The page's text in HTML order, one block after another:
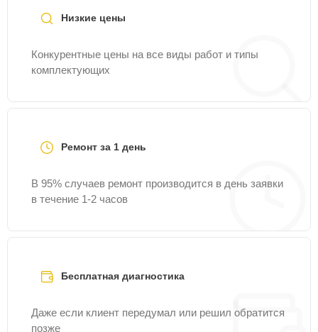
Низкие цены
Конкурентные цены на все виды работ и типы
комплектующих
Ремонт за 1 день
В 95% случаев ремонт производится в день заявки
в течение 1-2 часов
Бесплатная диагностика
Даже если клиент передумал или решил обратится
позже